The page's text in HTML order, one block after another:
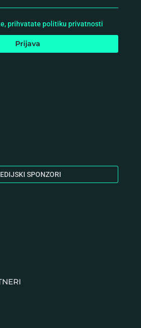
prihvatate politiku privatnosti
SPONZORI